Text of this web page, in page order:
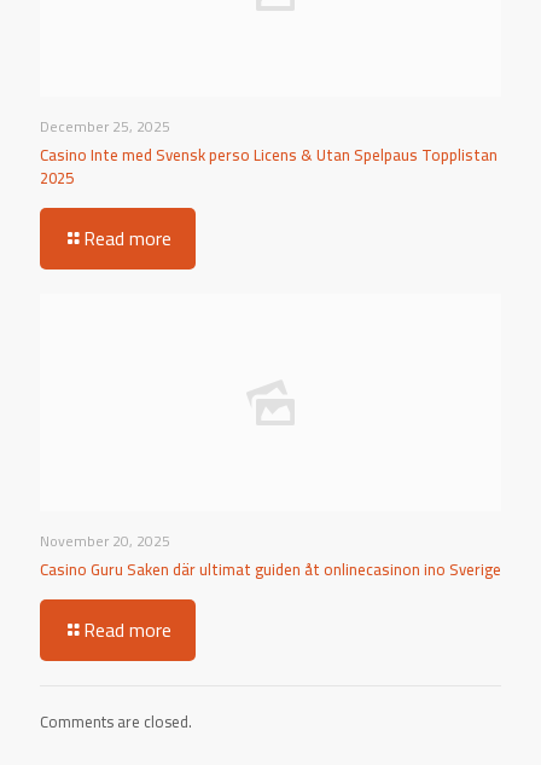
December 25, 2025
Casino Inte med Svensk perso Licens & Utan Spelpaus Topplistan
2025
Read more
November 20, 2025
Casino Guru Saken där ultimat guiden åt onlinecasinon ino Sverige
Read more
Comments are closed.